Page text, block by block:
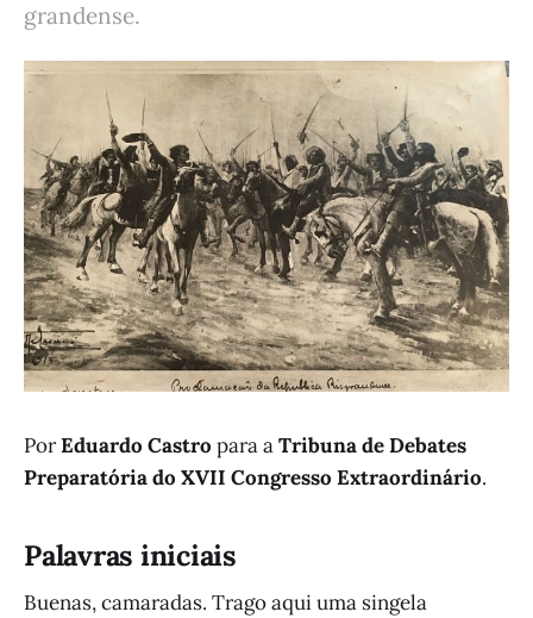
grandense.
PorEduardo Castro para aTribuna de Debates
Preparatória do XVII Congresso Extraordinário.
Palavras iniciais
Buenas, camaradas. Trago aqui uma singela